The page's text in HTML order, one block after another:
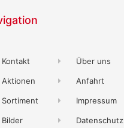
Kontakt
Aktionen
Sortiment
Bilder
Über uns
Anfahrt
Impressum
Datenschutz